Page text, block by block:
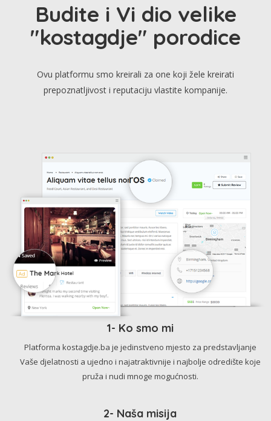
Budite i Vi dio velike
"kostagdje" porodice
Ovu platformu smo kreirali za one koji žele kreirati
prepoznatljivost i reputaciju vlastite kompanije.
1- Ko smo mi
Platforma kostagdje.ba je jedinstveno mjesto za predstavljanje
Vaše djelatnosti a ujedno i najatraktivnije i najbolje odredište koje
pruža i nudi mnoge mogućnosti.
2- Naša misija